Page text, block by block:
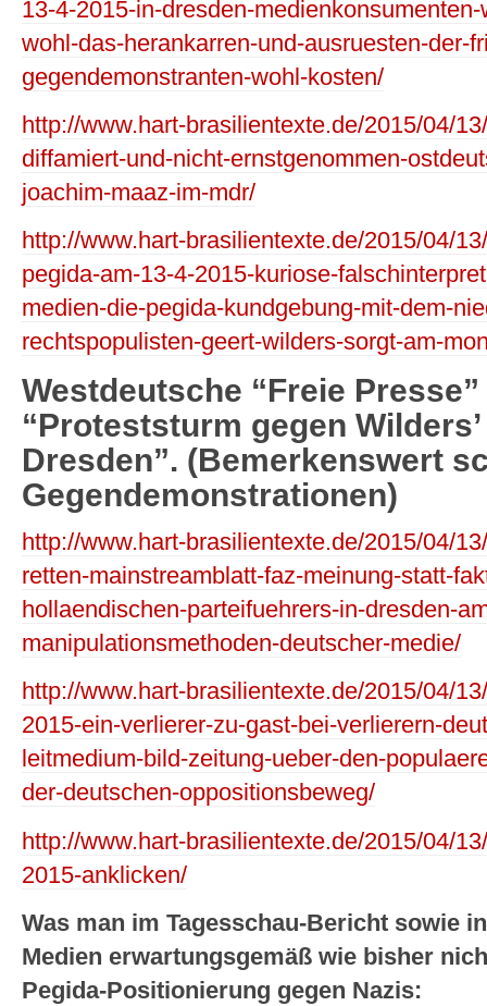
13-4-2015-in-dresden-
wohl-das-herankarren-und-ausruesten-der-
gegendemonstranten-wohl-kosten/
http://www.hart-brasilientexte.de/2015/04/
diffamiert-und-nicht-ernstgenommen-
joachim-maaz-im-mdr/
http://www.hart-brasilientexte.de/2015/04/
pegida-am-13-4-2015-kuriose-
medien-die-pegida-kundgebung-mit-dem-
rechtspopulisten-geert-wilders-sorgt-am-
Westdeutsche “Freie
“Proteststurm gegen
Dresden”. (Bemerkenswert
Gegendemonstrationen)
http://www.hart-brasilientexte.de/2015/04/
retten-mainstreamblatt-faz-meinung-statt-
hollaendischen-parteifuehrers-in-dresden-
manipulationsmethoden-deutscher-medie/
http://www.hart-brasilientexte.de/2015/04/
2015-ein-verlierer-zu-gast-bei-verlierern-
leitmedium-bild-zeitung-ueber-den-
der-deutschen-oppositionsbeweg/
http://www.hart-brasilientexte.de/2015/04/
2015-anklicken/
Was man im Tagesschau-Bericht sowie
Medien erwartungsgemäß wie bisher
Pegida-Positionierung gegen Nazis: